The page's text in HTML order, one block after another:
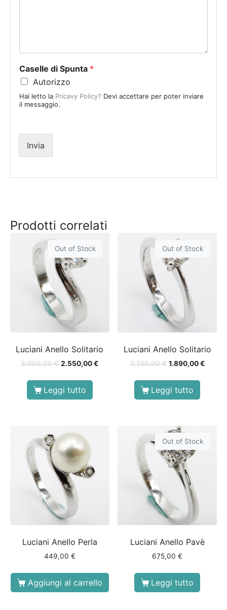
t
e
s
+
Caselle di Spunta *
Autorizzo
Hai letto la Pricavy Policy? Devi accettare per poter inviare
il messaggio.
Invia
Prodotti correlati
Out of Stock
Luciani Anello Solitario
3.000,00€ 2.550,00€
Leggi tutto
Out of Stock
Luciani Anello Solitario
2.250,00€ 1.890,00€
Leggi tutto
Luciani Anello Perla
449,00 €
Aggiungi al carrello
Out of Stock
Luciani Anello Pavè
675,00€
Leggi tutto